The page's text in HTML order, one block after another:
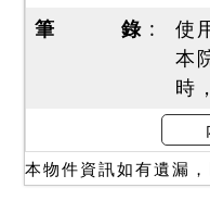
筆 錄
使
本
時
劉
此
原
本物件資訊如有遺漏